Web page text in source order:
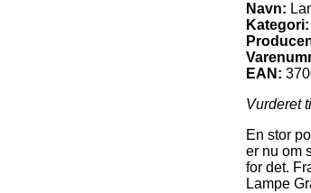
Navn:
Kategori:
EAN:
Vurderet
En stor
er nu om
for det.
Lampe